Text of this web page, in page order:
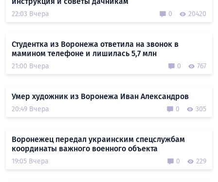
22:03 Вчера 0 20420
Студентка из Воронежа ответила на звонок в
мамином телефоне и лишилась 5,7 млн
21:00 Вчера 0 767
Умер художник из Воронежа Иван Александров
20:49 Вчера 0 305
Воронежец передал украинским спецслужбам
координаты важного военного объекта
19:05 Вчера 0 229